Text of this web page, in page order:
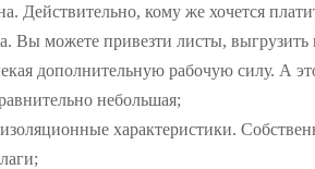
Действительно, кому же хочется
Вы можете привезти листы,
дополнительную рабочую силу. А
небольшая;
характеристики.